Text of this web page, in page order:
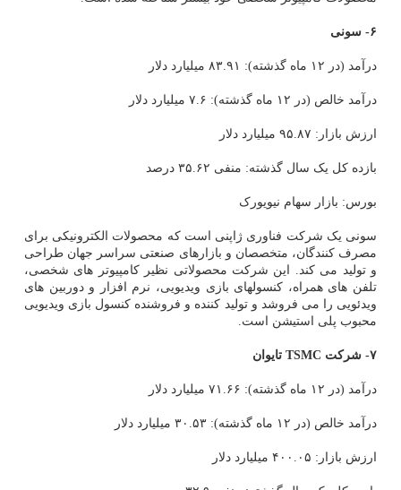
۶- سونی
درآمد (در ۱۲ ماه گذشته): ۸۳.۹۱ میلیارد دلار
درآمد خالص (در ۱۲ ماه گذشته): ۷.۶ میلیارد دلار
ارزش بازار: ۹۵.۸۷ میلیارد دلار
بازده کل یک سال گذشته: منفی ۳۵.۶۲ درصد
بورس: بازار سهام نیویورک
سونی یک شرکت فناوری ژاپنی است که محصولات الکترونیکی برای
مصرف کنندگان، متخصصان و بازارهای صنعتی سراسر جهان طراحی
و تولید می کند. این شرکت محصولاتی نظیر کامپیوتر های شخصی،
تلفن های همراه، کنسولهای بازی ویدیویی، نرم افزار و دوربین های
ویدئویی را می فروشد و تولید کننده و فروشنده کنسول بازی ویدیویی
محبوب پلی استیشن است.
۷- شرکت TSMC تایوان
درآمد (در ۱۲ ماه گذشته): ۷۱.۶۶ میلیارد دلار
درآمد خالص (در ۱۲ ماه گذشته): ۳۰.۵۳ میلیارد دلار
ارزش بازار: ۴۰۰.۰۵ میلیارد دلار